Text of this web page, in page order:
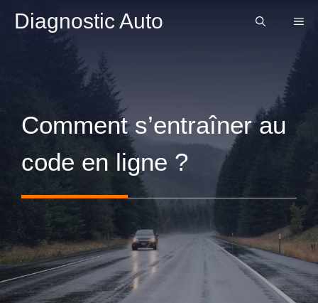
Diagnostic Auto
Comment s’entraîner au
code en ligne ?